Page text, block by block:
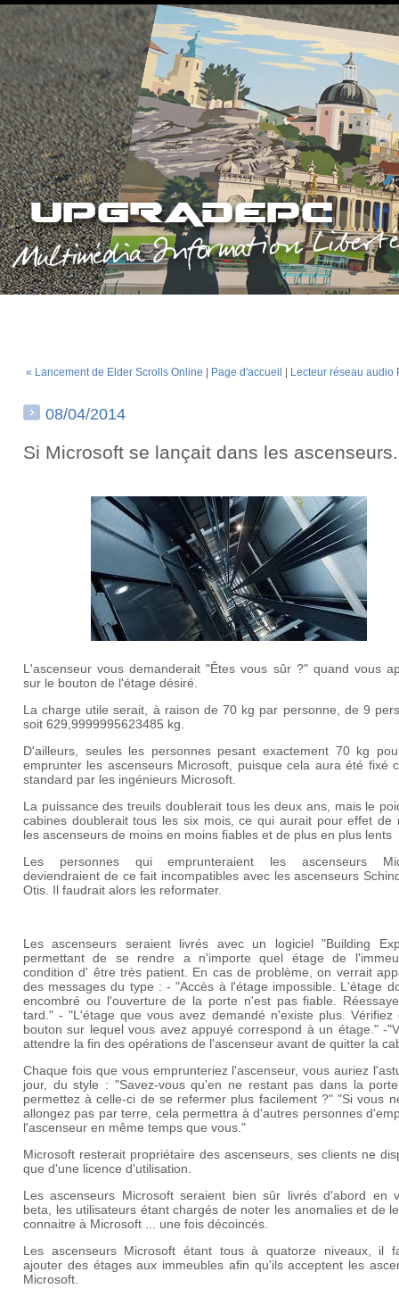
« Lancement de Elder Scrolls Online Page d'accueil Lecteur réseau audio
08/04/2014
Si Microsoft se lançait dans les
L'ascenseur vous demanderait "Êtes vous sûr ?" quand vous
sur le bouton de l'étage désiré.
La charge utile serait, à raison de 70 kg par personne, de 9
soit 629,9999995623485 kg.
D'ailleurs, seules les personnes pesant exactement 70 kg
emprunter les ascenseurs Microsoft, puisque cela aura été fixé
standard par les ingénieurs Microsoft.
La puissance des treuils doublerait tous les deux ans, mais le
cabines doublerait tous les six mois, ce qui aurait pour effet de
les ascenseurs de moins en moins fiables et de plus en plus lents
Les personnes qui emprunteraient les ascenseurs
deviendraient de ce fait incompatibles avec les ascenseurs
Otis. Il faudrait alors les reformater.
Les ascenseurs seraient livrés avec un logiciel "Building
permettant de se rendre a n'importe quel étage de
condition d' être très patient. En cas de problème, on verrait
des messages du type : - "Accès à l'étage impossible. L'étage
encombré ou l'ouverture de la porte n'est pas fiable.
tard." - "L'étage que vous avez demandé n'existe plus. Vérifiez
bouton sur lequel vous avez appuyé correspond à un étage." -
attendre la fin des opérations de l'ascenseur avant de quitter la
Chaque fois que vous emprunteriez l'ascenseur, vous auriez
jour, du style : "Savez-vous qu'en ne restant pas dans la
permettez à celle-ci de se refermer plus facilement ?" "Si vous
allongez pas par terre, cela permettra à d'autres personnes
l'ascenseur en même temps que vous."
Microsoft resterait propriétaire des ascenseurs, ses clients ne
que d'une licence d'utilisation.
Les ascenseurs Microsoft seraient bien sûr livrés d'abord en
beta, les utilisateurs étant chargés de noter les anomalies et de
connaitre à Microsoft ... une fois décoincés.
Les ascenseurs Microsoft étant tous à quatorze niveaux, il
ajouter des étages aux immeubles afin qu'ils acceptent les
Microsoft.